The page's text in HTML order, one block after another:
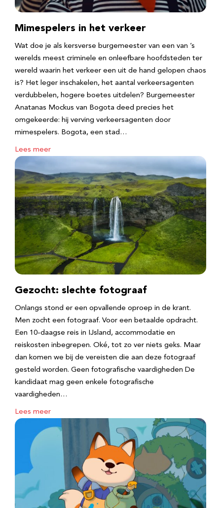
Mimespelers in het verkeer
Wat doe je als kersverse burgemeester van een van ’s
werelds meest criminele en onleefbare hoofdsteden ter
wereld waarin het verkeer een uit de hand gelopen chaos
is? Het leger inschakelen, het aantal verkeersagenten
verdubbelen, hogere boetes uitdelen? Burgemeester
Anatanas Mockus van Bogota deed precies het
omgekeerde: hij verving verkeersagenten door
mimespelers. Bogota, een stad…
Lees meer
Gezocht: slechte fotograaf
Onlangs stond er een opvallende oproep in de krant.
Men zocht een fotograaf. Voor een betaalde opdracht.
Een 10-daagse reis in IJsland, accommodatie en
reiskosten inbegrepen. Oké, tot zo ver niets geks. Maar
dan komen we bij de vereisten die aan deze fotograaf
gesteld worden. Geen fotografische vaardigheden De
kandidaat mag geen enkele fotografische
vaardigheden…
Lees meer